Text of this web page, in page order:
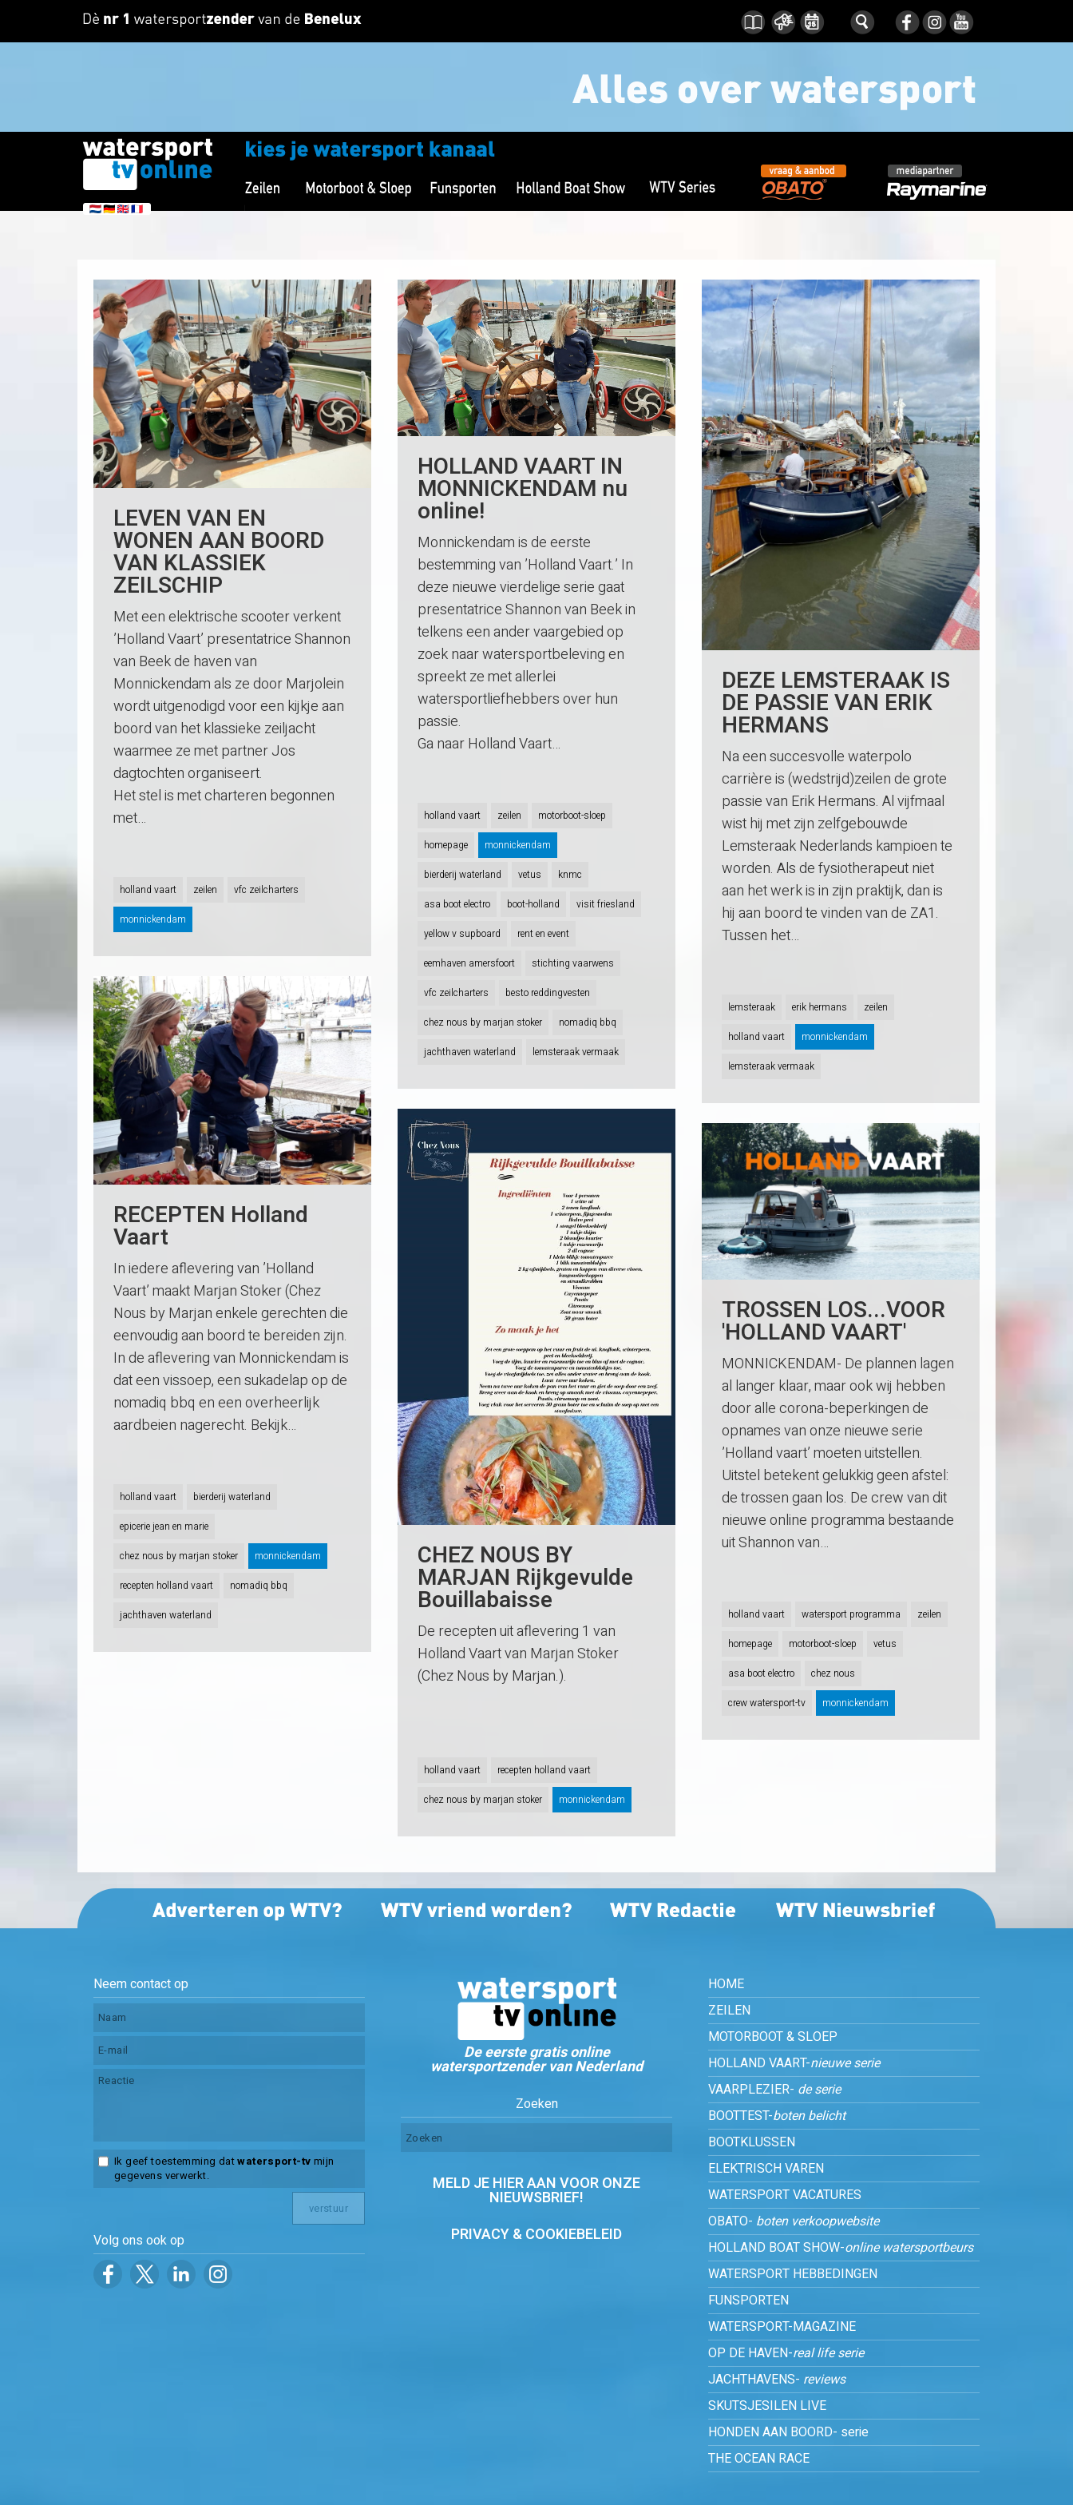
LEVEN VAN EN
WONEN AAN BOORD
VAN KLASSIEK
ZEILSCHIP
Met een elektrische scooter verkent
’Holland Vaart’ presentatrice Shannon
van Beek de haven van
Monnickendam als ze door Marjolein
wordt uitgenodigd voor een kijkje aan
boord van het klassieke zeiljacht
waarmee ze met partner Jos
dagtochten organiseert.
Het stel is met charteren begonnen
met…
holland vaart zeilen vfc zeilcharters
monnickendam
HOLLAND VAART IN
MONNICKENDAM nu
online!
Monnickendam is de eerste
bestemming van ’Holland Vaart.’ In
deze nieuwe vierdelige serie gaat
presentatrice Shannon van Beek in
telkens een ander vaargebied op
zoek naar watersportbeleving en
spreekt ze met allerlei
watersportliefhebbers over hun
passie.
Ga naar Holland Vaart…
holland vaart zeilen motorboot-sloep
homepage monnickendam
bierderij waterland vetus knmc
asa boot electro boot-holland visit friesland
yellow v supboard rent en event
eemhaven amersfoort stichting vaarwens
vfc zeilcharters besto reddingvesten
chez nous by marjan stoker nomadiq bbq
jachthaven waterland lemsteraak vermaak
DEZE LEMSTERAAK IS
DE PASSIE VAN ERIK
HERMANS
Na een succesvolle waterpolo
carrière is (wedstrijd)zeilen de grote
passie van Erik Hermans. Al vijfmaal
wist hij met zijn zelfgebouwde
Lemsteraak Nederlands kampioen te
worden. Als de fysiotherapeut niet
aan het werk is in zijn praktijk, dan is
hij aan boord te vinden van de ZA1.
Tussen het…
lemsteraak erik hermans zeilen
holland vaart monnickendam
lemsteraak vermaak
RECEPTEN Holland
Vaart
In iedere aflevering van ’Holland
Vaart’ maakt Marjan Stoker (Chez
Nous by Marjan enkele gerechten die
eenvoudig aan boord te bereiden zijn.
In de aflevering van Monnickendam is
dat een vissoep, een sukadelap op de
nomadiq bbq en een overheerlijk
aardbeien nagerecht. Bekijk…
holland vaart bierderij waterland
epicerie jean en marie
chez nous by marjan stoker monnickendam
recepten holland vaart nomadiq bbq
jachthaven waterland
CHEZ NOUS BY
MARJAN Rijkgevulde
Bouillabaisse
De recepten uit aflevering 1 van
Holland Vaart van Marjan Stoker
(Chez Nous by Marjan.).
holland vaart recepten holland vaart
chez nous by marjan stoker monnickendam
TROSSEN LOS...VOOR
'HOLLAND VAART'
MONNICKENDAM- De plannen lagen
al langer klaar, maar ook wij hebben
door alle corona-beperkingen de
opnames van onze nieuwe serie
’Holland vaart’ moeten uitstellen.
Uitstel betekent gelukkig geen afstel:
de trossen gaan los. De crew van dit
nieuwe online programma bestaande
uit Shannon van…
holland vaart watersport programma zeilen
homepage motorboot-sloep vetus
asa boot electro chez nous
crew watersport-tv monnickendam
Neem contact op
Ik geef toestemming datwatersport-tv mijn
gegevens verwerkt.
Volg ons ook op
De eerste gratis online
watersportzender van Nederland
Zoeken
MELD JE HIER AAN VOOR ONZE
NIEUWSBRIEF!
PRIVACY & COOKIEBELEID
HOME
ZEILEN
MOTORBOOT & SLOEP
HOLLAND VAART-nieuwe serie
VAARPLEZIER- de serie
BOOTTEST-boten belicht
BOOTKLUSSEN
ELEKTRISCH VAREN
WATERSPORT VACATURES
OBATO- boten verkoopwebsite
HOLLAND BOAT SHOW-online watersportbeurs
WATERSPORT HEBBEDINGEN
FUNSPORTEN
WATERSPORT-MAGAZINE
OP DE HAVEN-real life serie
JACHTHAVENS- reviews
SKUTSJESILEN LIVE
HONDEN AAN BOORD- serie
THE OCEAN RACE